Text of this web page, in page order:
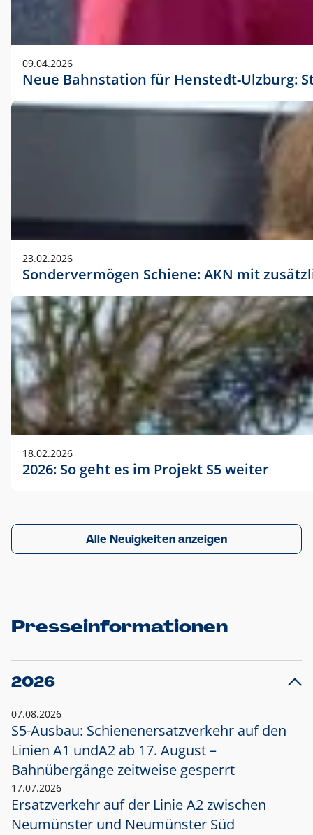
09.04.2026
Neue Bahnstation für Henstedt-Ulzburg:
23.02.2026
Sondervermögen Schiene: AKN mit
18.02.2026
2026: So geht es im Projekt S5 weiter
Alle Neuigkeiten anzeigen
Presseinformationen
2026
07.08.2026
S5-Ausbau: Schienenersatzverkehr auf den
Linien A1 undA2 ab 17. August –
Bahnübergänge zeitweise gesperrt
17.07.2026
Ersatzverkehr auf der Linie A2 zwischen
Neumünster und Neumünster Süd